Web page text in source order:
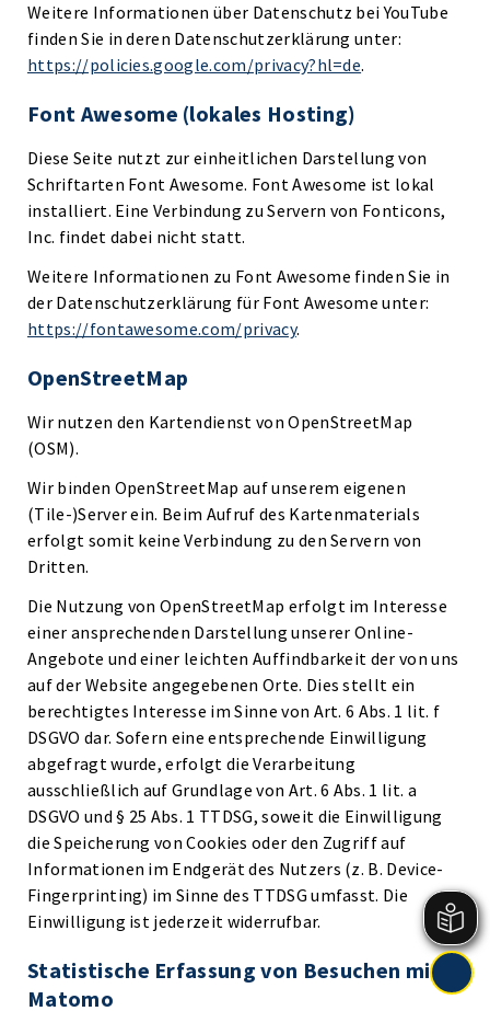
Weitere Informationen über Datenschutz bei YouTube
finden Sie in deren Datenschutzerklärung unter:
https://policies.google.com/privacy?hl=de.
Font Awesome (lokales Hosting)
Diese Seite nutzt zur einheitlichen Darstellung von
Schriftarten Font Awesome. Font Awesome ist lokal
installiert. Eine Verbindung zu Servern von Fonticons,
Inc. findet dabei nicht statt.
Weitere Informationen zu Font Awesome finden Sie in
der Datenschutzerklärung für Font Awesome unter:
https://fontawesome.com/privacy.
OpenStreetMap
Wir nutzen den Kartendienst von OpenStreetMap
(OSM).
Wir binden OpenStreetMap auf unserem eigenen
(Tile-)Server ein. Beim Aufruf des Kartenmaterials
erfolgt somit keine Verbindung zu den Servern von
Dritten.
Die Nutzung von OpenStreetMap erfolgt im Interesse
einer ansprechenden Darstellung unserer Online-
Angebote und einer leichten Auffindbarkeit der von uns
auf der Website angegebenen Orte. Dies stellt ein
berechtigtes Interesse im Sinne von Art. 6 Abs. 1 lit. f
DSGVO dar. Sofern eine entsprechende Einwilligung
abgefragt wurde, erfolgt die Verarbeitung
ausschließlich auf Grundlage von Art. 6 Abs. 1 lit. a
DSGVO und § 25 Abs. 1 TTDSG, soweit die Einwilligung
die Speicherung von Cookies oder den Zugriff auf
Informationen im Endgerät des Nutzers (z. B. Device-
Fingerprinting) im Sinne des TTDSG umfasst. Die
Einwilligung ist jederzeit widerrufbar.
Statistische Erfassung von Besuchen mit
Matomo